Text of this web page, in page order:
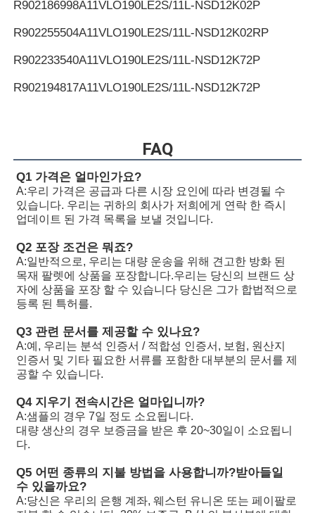
R902186998A11VLO190LE2S/11L-NSD12K02P
R902255504A11VLO190LE2S/11L-NSD12K02RP
R902233540A11VLO190LE2S/11L-NSD12K72P
R902194817A11VLO190LE2S/11L-NSD12K72P
A11VLO190LE2S/11L-NTD12K02P
R902233884A11VLO190LE2S/11L-NZD12K02H
R902106321A11VLO190LE2S/11L-NZD12K02H
R902198594A11VLO190LE2S/11L-NZD12K02H
R902220946A11VLO190LE2S/11L-NZD12K02P
R902255713A11VLO190LE2S/11L-NZD12K02P
R902225083A11VLO190LE2S/11L-NZD12K02P
FAQ
Q1 가격은 얼마인가요?
A:우리 가격은 공급과 다른 시장 요인에 따라 변경될 수
있습니다. 우리는 귀하의 회사가 저희에게 연락 한 즉시
업데이트 된 가격 목록을 보낼 것입니다.
Q2 포장 조건은 뭐죠?
A:일반적으로, 우리는 대량 운송을 위해 견고한 방화 된
목재 팔렛에 상품을 포장합니다.우리는 당신의 브랜드 상
자에 상품을 포장 할 수 있습니다 당신은 그가 합법적으로
등록 된 특허를.
Q3 관련 문서를 제공할 수 있나요?
A:예, 우리는 분석 인증서 / 적합성 인증서, 보험, 원산지
인증서 및 기타 필요한 서류를 포함한 대부분의 문서를 제
공할 수 있습니다.
Q4 지우기 전속시간은 얼마입니까?
A:샘플의 경우 7일 정도 소요됩니다.
대량 생산의 경우 보증금을 받은 후 20~30일이 소요됩니
다.
Q5 어떤 종류의 지불 방법을 사용합니까?받아들일
수 있을까요?
A:당신은 우리의 은행 계좌, 웨스턴 유니온 또는 페이팔로